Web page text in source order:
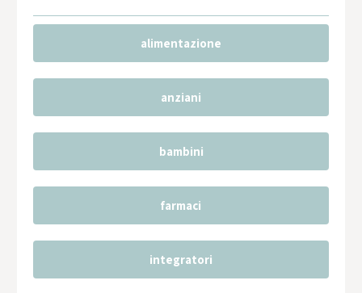
alimentazione
anziani
bambini
farmaci
integratori